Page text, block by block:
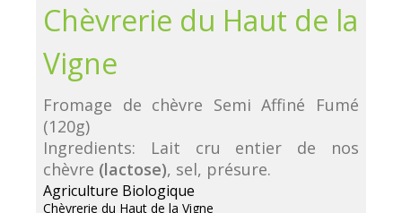
Chèvrerie du Haut de la
Vigne
Fromage de chèvre Semi Affiné Fumé
(120g)
Ingredients: Lait cru entier de nos
chèvre (lactose), sel, présure.
Agriculture Biologique
Chèvrerie du Haut de la Vigne